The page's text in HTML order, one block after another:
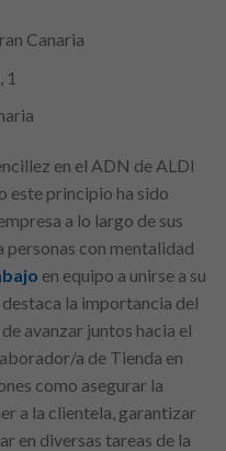
Canaria
1
en el ADN de ALDI
este principio ha sido
a lo largo de sus
personas con mentalidad
en equipo a unirse a su
la importancia del
avanzar juntos hacia el
a de Tienda en
como asegurar la
a la clientela, garantizar
en diversas tareas de la